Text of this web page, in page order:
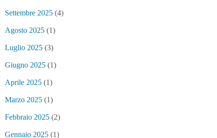
Settembre 2025 (4)
Agosto 2025 (1)
Luglio 2025 (3)
Giugno 2025 (1)
Aprile 2025 (1)
Marzo 2025 (1)
Febbraio 2025 (2)
Gennaio 2025 (1)